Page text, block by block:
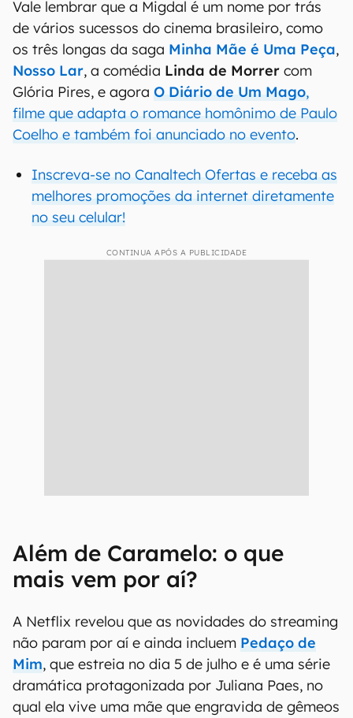
Vale lembrar que a Migdal é um nome por trás
de vários sucessos do cinema brasileiro, como
os três longas da saga Minha Mãe é Uma Peça,
Nosso Lar, a comédia Linda de Morrer com
Glória Pires, e agora O Diário de Um Mago,
filme que adapta o romance homônimo de Paulo
Coelho e também foi anunciado no evento.
Inscreva-se no Canaltech Ofertas e receba as
melhores promoções da internet diretamente
no seu celular!
CONTINUA APÓS A PUBLICIDADE
Além de Caramelo: o que
mais vem por aí?
A Netflix revelou que as novidades do streaming
não param por aí e ainda incluem Pedaço de
Mim, que estreia no dia 5 de julho e é uma série
dramática protagonizada por Juliana Paes, no
qual ela vive uma mãe que engravida de gêmeos